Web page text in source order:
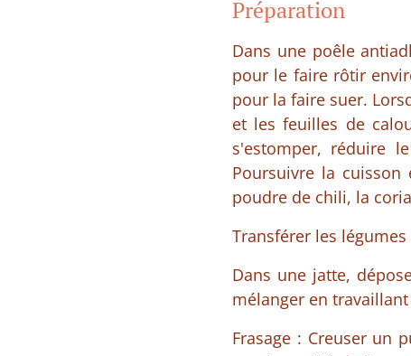
Préparation
Dans une poêle
pour le faire rôtir
pour la faire suer.
et les feuilles de
s'estomper, réduire
Poursuivre la
poudre de chili, la
Transférer les
Dans une jatte,
mélanger en
Frasage : Creuser un